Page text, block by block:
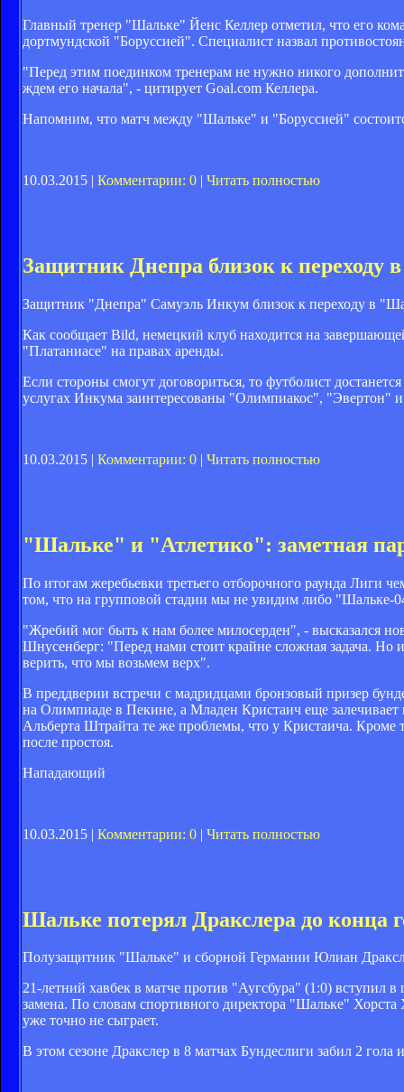
Главный тренер "Шальке" Йенс Келлер отметил, что его
дортмундской "Боруссией". Специалист назвал
"Перед этим поединком тренерам не нужно никого
ждем его начала", - цитирует Goal.com Келлера.
Напомним, что матч между "Шальке" и "Боруссией"
10.03.2015 | Комментарии: 0 | Читать полностью
Защитник Днепра близок к переходу
Защитник "Днепра" Самуэль Инкум близок к переходу в
Как сообщает Bild, немецкий клуб находится на
"Платаниасе" на правах аренды.
Если стороны смогут договориться, то футболист
услугах Инкума заинтересованы "Олимпиакос", "Эвертон"
10.03.2015 | Комментарии: 0 | Читать полностью
"Шальке" и "Атлетико": заметная
По итогам жеребьевки третьего отборочного раунда Лиги
том, что на групповой стадии мы не увидим либо "Шальке-
"Жребий мог быть к нам более милосерден", - высказался
Шнусенберг: "Перед нами стоит крайне сложная задача. Но
верить, что мы возьмем верх".
В преддверии встречи с мадридцами бронзовый призер
на Олимпиаде в Пекине, а Младен Кристаич еще
Альберта Штрайта те же проблемы, что у Кристаича. Кроме
после простоя.
Нападающий
10.03.2015 | Комментарии: 0 | Читать полностью
Шальке потерял Дракслера до конца
Полузащитник "Шальке" и сборной Германии Юлиан
21-летний хавбек в матче против "Аугсбура" (1:0) вступил
замена. По словам спортивного директора "Шальке"
уже точно не сыграет.
В этом сезоне Дракслер в 8 матчах Бундеслиги забил 2 гола